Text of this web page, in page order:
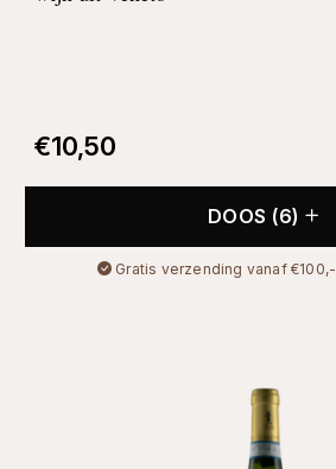
€10,50
DOOS (6)
Gratis verzending vanaf €100,-